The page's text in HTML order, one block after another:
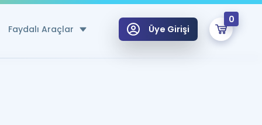
Faydalı Araçlar Üye Girişi
0